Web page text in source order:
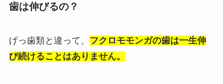
歯は伸びるの？
げっ歯類と違って、
フクロモモンガの歯は一生伸
び続けることはありません。